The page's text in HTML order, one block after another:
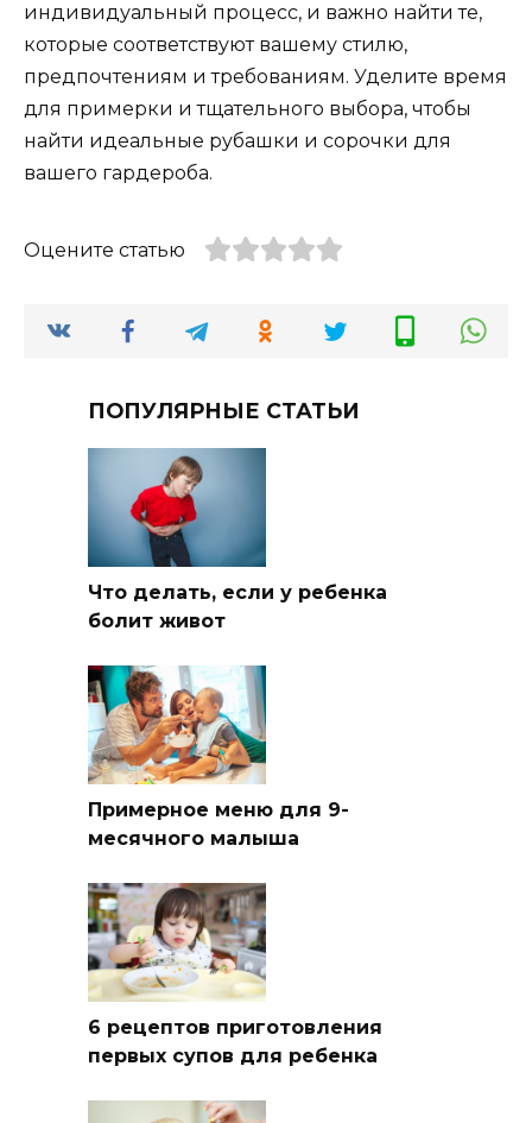
индивидуальный процесс, и важно найти те,
которые соответствуют вашему стилю,
предпочтениям и требованиям. Уделите время
для примерки и тщательного выбора, чтобы
найти идеальные рубашки и сорочки для
вашего гардероба.
Оцените статью
ПОПУЛЯРНЫЕ СТАТЬИ
Что делать, если у ребенка
болит живот
Примерное меню для 9-
месячного малыша
6 рецептов приготовления
первых супов для ребенка